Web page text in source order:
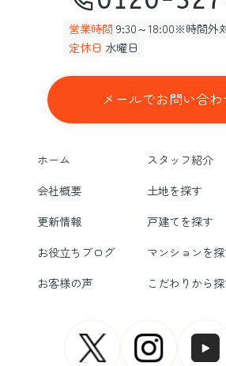
営業時間 9:30～18:00※時間外
定休日 水曜日
メールでお問い合わ
ホーム スタッフ紹介
会社概要
土地を探す
更新情報
戸建てを探す
お役立ちブログ
マンションを
お客様の声
こだわりから